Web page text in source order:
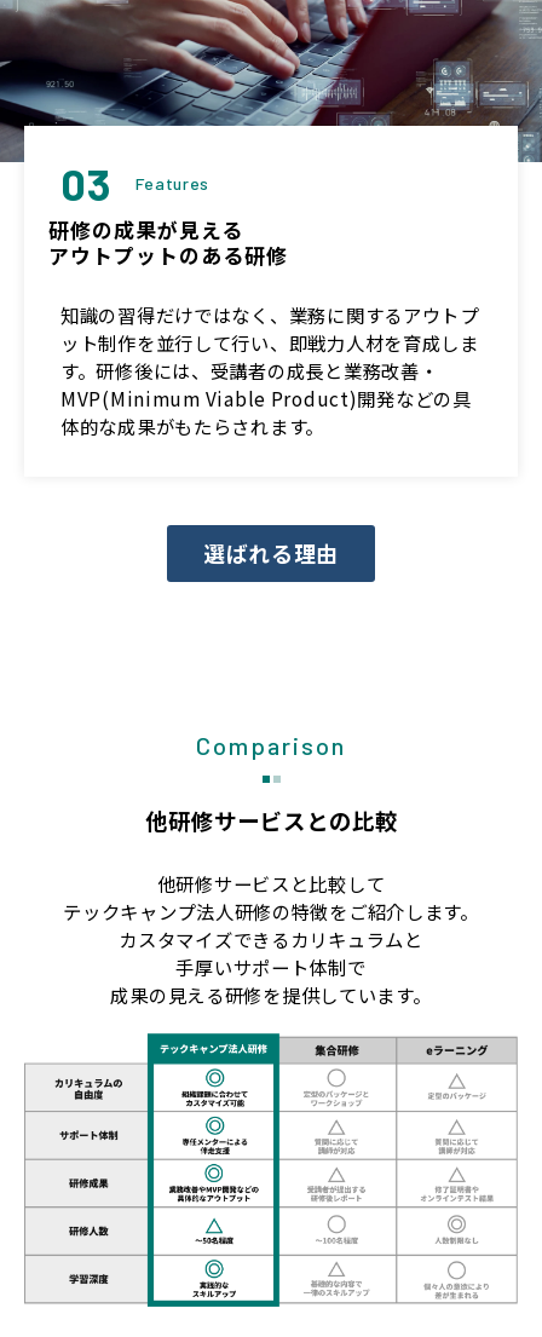
03 Features
研修の成果が見える
アウトプットのある研修
知識の習得だけではなく、業務に関するアウトプ
ット制作を並行して行い、即戦力人材を育成しま
す。研修後には、受講者の成長と業務改善・
MVP(Minimum Viable Product)開発などの具
体的な成果がもたらされます。
選ばれる理由
Comparison
他研修サービスとの比較
他研修サービスと比較して
テックキャンプ法人研修の特徴をご紹介します。
カスタマイズできるカリキュラムと
手厚いサポート体制で
成果の見える研修を提供しています。